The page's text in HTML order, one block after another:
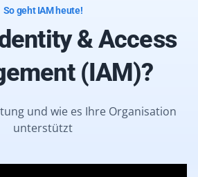
So geht IAM heute!
& Access
(IAM)?
und wie es Ihre Organisation
unterstützt